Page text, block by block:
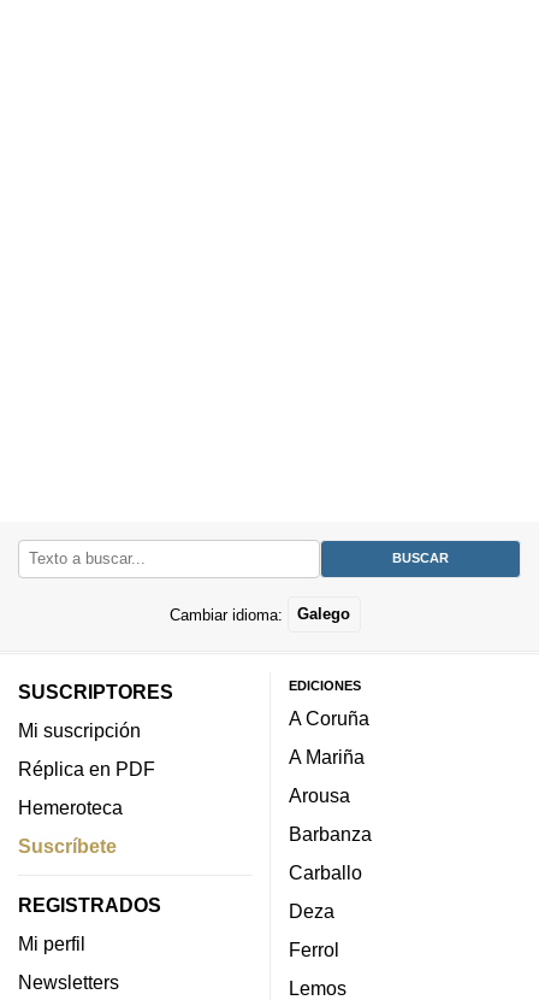
Cambiar idioma: Galego
SUSCRIPTORES
Mi suscripción
Réplica en PDF
Hemeroteca
Suscríbete
REGISTRADOS
Mi perfil
Newsletters
EDICIONES
A Coruña
A Mariña
Arousa
Barbanza
Carballo
Deza
Ferrol
Lemos